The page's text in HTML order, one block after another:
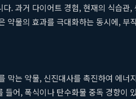
. 과거 다이어트 경험, 현재의 식습
약물의 효과를 극대화하는 동시에,
막는 약물, 신진대사를 촉진하여 에
어, 폭식이나 탄수화물 중독 경향